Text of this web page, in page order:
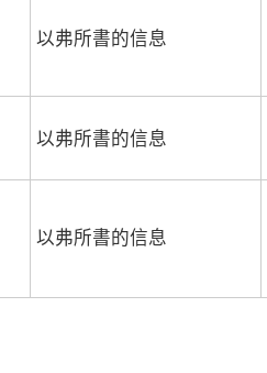
以弗所書的信息
以弗所書的信息
以弗所書的信息